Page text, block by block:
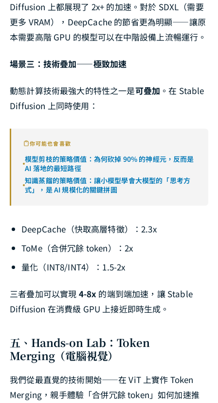
Diffusion 上都展現了 2x+ 的加速。對於 SDXL（需要
更多 VRAM），DeepCache 的節省更為明顯——讓原
本需要高階 GPU 的模型可以在中階設備上流暢運行。
場景三：技術疊加——極致加速
動態計算技術最強大的特性之一是可疊加 。在 Stable
Diffusion 上同時使用：
你可能也會喜歡
模型剪枝的策略價值：為何砍掉 90% 的神經元，反而是
AI 落地的最短路徑
知識蒸餾的策略價值：讓小模型學會大模型的「思考方
式」，是 AI 規模化的關鍵拼圖
DeepCache（快取高層特徵）：2.3x
ToMe（合併冗餘 token）：2x
量化（INT8/INT4）：1.5-2x
三者疊加可以實現 4-8x 的端到端加速，讓 Stable
Diffusion 在消費級 GPU 上接近即時生成。
五、Hands-on Lab：Token
Merging（電腦視覺）
我們從最直覺的技術開始——在 ViT 上實作 Token
Merging，親手體驗「合併冗餘 token」如何加速推